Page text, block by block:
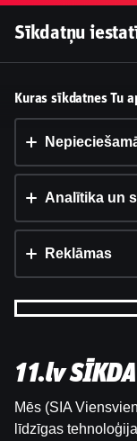
Šī vietne
Sīkdatņu
Kuras sīkdatnes Tu
Analītika un
Reklāmas
11.lv
Mēs (SIA
līdzīgas